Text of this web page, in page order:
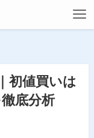
初値買いは
底分析